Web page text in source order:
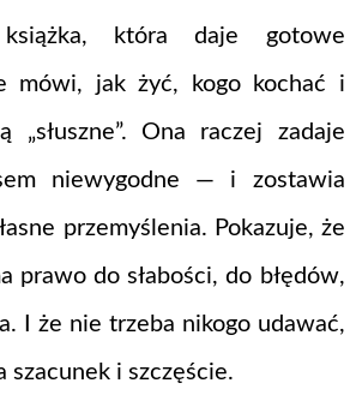
która daje gotowe
mówi, jak żyć, kogo kochać i
„słuszne”. Ona raczej zadaje
niewygodne — i zostawia
przemyślenia. Pokazuje, że
prawo do słabości, do błędów,
I że nie trzeba nikogo udawać,
szacunek i szczęście.